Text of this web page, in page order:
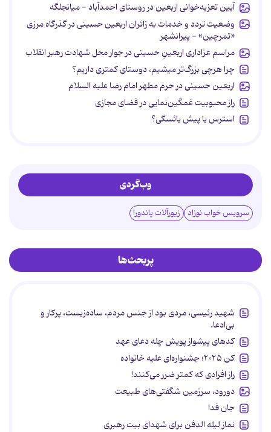
آیین تعزیه‌خوانی اربعین در روستای احمدآباد - میانجلگه
وضعیت تردد و خدمات به زائران اربعین حسینی در گذرگاه مرزی
«تمرچین» - پیرانشهر
مراسم عزاداری اربعینِ حسینی در جوار محل شهادت رهبر انقلاب
چرا هرچی بزرگ‌تر میشیم، دوستای کمتری داریم؟
اربعین حسینی در حرم مطهر امام رضا علیه السلام
راز محبوبیت غمگین‌نمایی در فضای مجازی
استرس یا پیش یائسگی؟
وب‌گردی
سرویس خواب نوزاد زیورآلات پاندورا
پربحث‌ها
شهید رئیسی، مردی بود از جنس مردم، ساده‌زیست، پرکار و
بی‌ادعا.
کدهای پیشواز پویش چله دعای عهد
کن ۲۰۲۵؛ جشنواره‌ای علیه خانواده
راز افرادی که کمتر ضرر می‌کنند!
دورود، سرزمین شگفتی‌های طبیعت
جان فدا
نماز لیله الدفن برای شهدای بیت رهبری